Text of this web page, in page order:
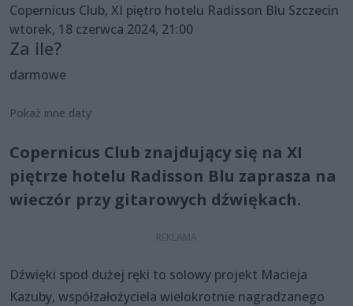
Copernicus Club, XI piętro hotelu Radisson Blu Szczecin
wtorek, 18 czerwca 2024, 21:00
Za ile?
darmowe
Pokaż inne daty
Copernicus Club znajdujący się na XI
piętrze hotelu Radisson Blu zaprasza na
wieczór przy gitarowych dźwiękach.
Dźwięki spod dużej ręki to solowy projekt Macieja
Kazuby, współzałożyciela wielokrotnie nagradzanego